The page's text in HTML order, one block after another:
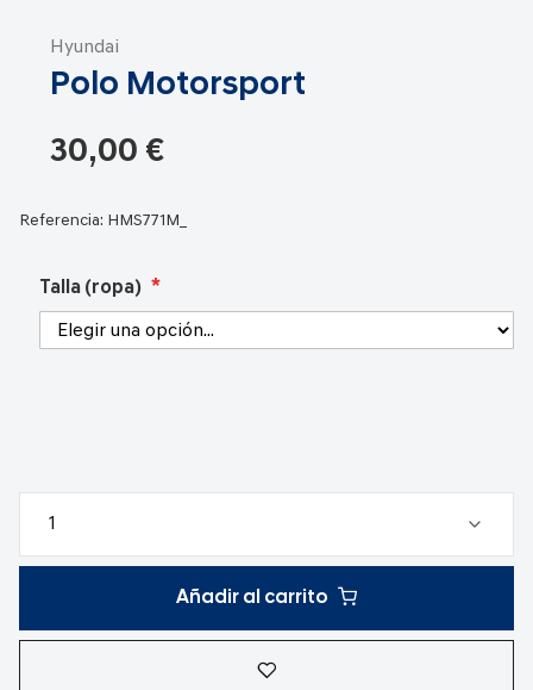
Hyundai
Polo Motorsport
30,00 €
Referencia: HMS771M_
Talla (ropa)
Añadir al carrito
comienzo
galería